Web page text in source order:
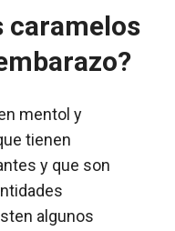
caramelos
mentol y
tienen
y que son
algunos